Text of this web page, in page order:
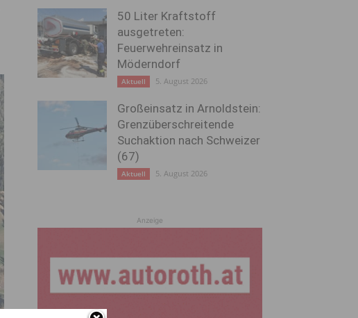
50 Liter Kraftstoff
ausgetreten:
Feuerwehreinsatz in
Möderndorf
Aktuell 5. August 2026
Großeinsatz in Arnoldstein:
Grenzüberschreitende
Suchaktion nach Schweizer
(67)
Aktuell 5. August 2026
Anzeige